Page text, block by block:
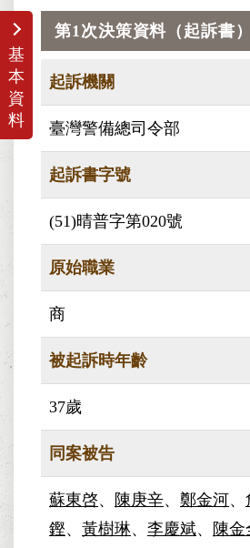
基
本
資
料
第1次決策資料（起訴書）
起訴機關
臺灣警備總司令部
起訴書字號
(51)晴普字第020號
原始職業
商
被起訴時年齡
37歲
同案被告
蘇東啓、 陳庚辛、 鄭金河、
鏗、 黃樹琳、 李慶斌、 陳金